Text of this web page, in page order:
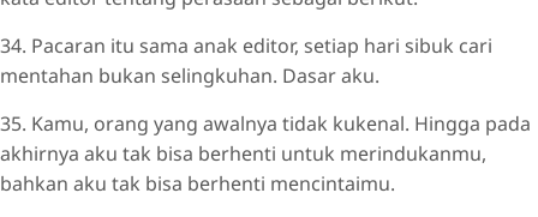
34. Pacaran itu sama anak editor, setiap hari sibuk cari
mentahan bukan selingkuhan. Dasar aku.
35. Kamu, orang yang awalnya tidak kukenal. Hingga pada
akhirnya aku tak bisa berhenti untuk merindukanmu,
bahkan aku tak bisa berhenti mencintaimu.